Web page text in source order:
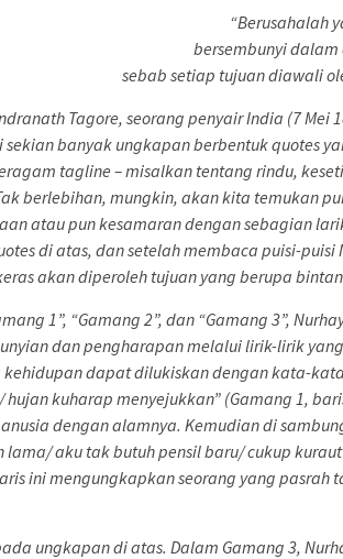
“Berusahalah
bersembunyi
sebab setiap tujuan diawali
Tagore, seorang penyair India (7 Mei
banyak ungkapan berbentuk quotes
tagline – misalkan tentang rindu,
berlebihan, mungkin, akan kita temukan
atau pun kesamaran dengan sebagian
di atas, dan setelah membaca puisi-puisi
akan diperoleh tujuan yang berupa
1”, “Gamang 2”, dan “Gamang 3”,
dan pengharapan melalui lirik-lirik
dapat dilukiskan dengan kata-
kuharap menyejukkan” (Gamang 1,
dengan alamnya. Kemudian di
aku tak butuh pensil baru/ cukup
ini mengungkapkan seorang yang
ungkapan di atas. Dalam Gamang 3,